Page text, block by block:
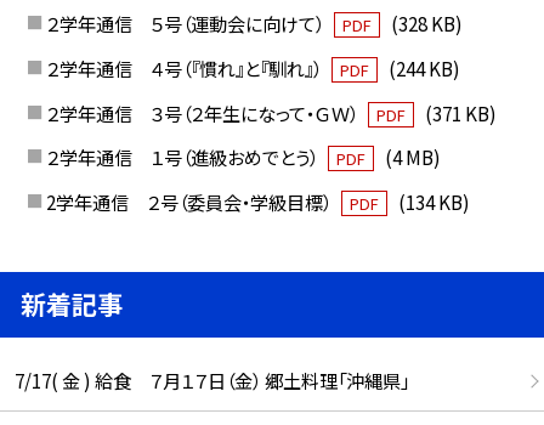
２学年通信 ５号（運動会に向けて）
PDF
(328 KB)
２学年通信 ４号（『慣れ』と『馴れ』）
PDF
(244 KB)
２学年通信 ３号（２年生になって・ＧＷ）
PDF
(371 KB)
２学年通信 １号（進級おめでとう）
PDF
(4 MB)
2学年通信 ２号（委員会・学級目標）
PDF (134 KB)
新着記事
7/17( 金 ) 給食 ７月１７日（金） 郷土料理「沖縄県」